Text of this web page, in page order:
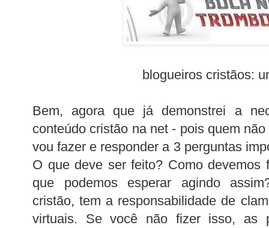
blogueiros cristãos:
Bem, agora que já demonstrei a
conteúdo cristão na net - pois quem
vou fazer e responder a 3 perguntas
O que deve ser feito? Como
que podemos esperar agindo
cristão, tem a responsabilidade de
virtuais. Se você não fizer isso, as